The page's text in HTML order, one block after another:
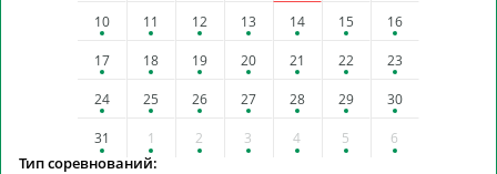
10 11 12 13 14 15 16
17 18 19 20 21 22 23
24 25 26 27 28 29 30
31 1 2 3 4 5 6
Тип соревнований: